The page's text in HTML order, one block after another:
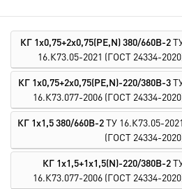
КГ 1х0,75+2х0,75(PE,N) 380/660В-2
16.К73.05-2021 (ГОСТ 24334-
КГ 1х0,75+2х0,75(PE,N)-220/380В-3
16.К73.077-2006 (ГОСТ 24334-
КГ 1х1,5 380/660В-2ТУ 16.К73.05-2021
(ГОСТ 24334-
КГ 1х1,5+1х1,5(N)-220/380В-2
16.К73.077-2006 (ГОСТ 24334-